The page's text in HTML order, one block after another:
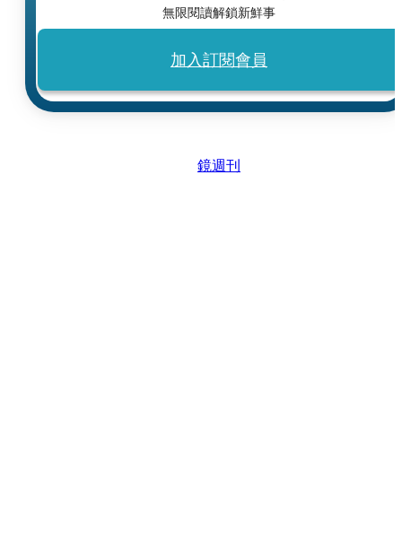
無限閱讀解鎖新鮮事
加入訂閱會員
鏡週刊